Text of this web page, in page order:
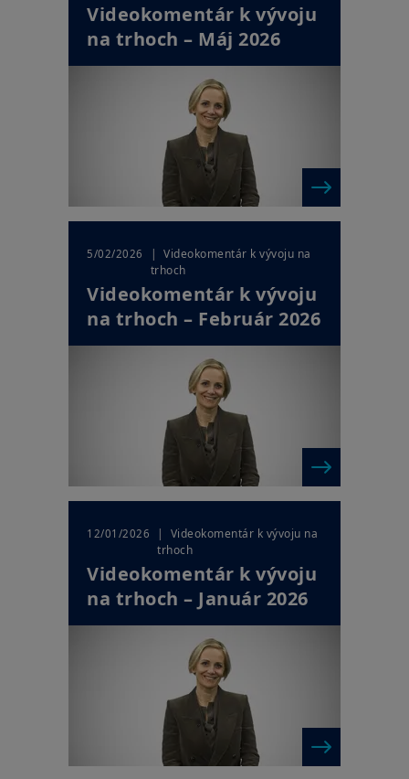
Videokomentár k vývoju
na trhoch – Máj 2026
5/02/2026
| Videokomentár k vývoju na
trhoch
Videokomentár k vývoju
na trhoch – Február 2026
12/01/2026
| Videokomentár k vývoju na
trhoch
Videokomentár k vývoju
na trhoch – Január 2026